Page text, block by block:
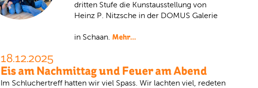
dritten Stufe die Kunstausstellung von
Heinz P. Nitzsche in der DOMUS Galerie
in Schaan. Mehr...
18.12.2025
Eis am Nachmittag und Feuer am Abend
Im Schluchertreff hatten wir viel Spass. Wir lachten viel, redeten